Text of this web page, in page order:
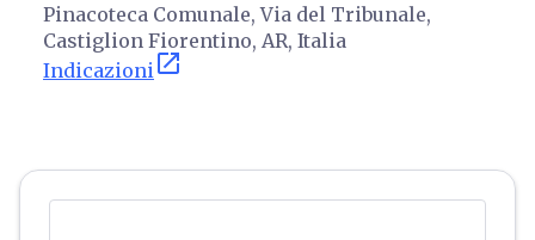
Pinacoteca Comunale, Via del Tribunale,
Castiglion Fiorentino, AR, Italia
Indicazioni open_in_new